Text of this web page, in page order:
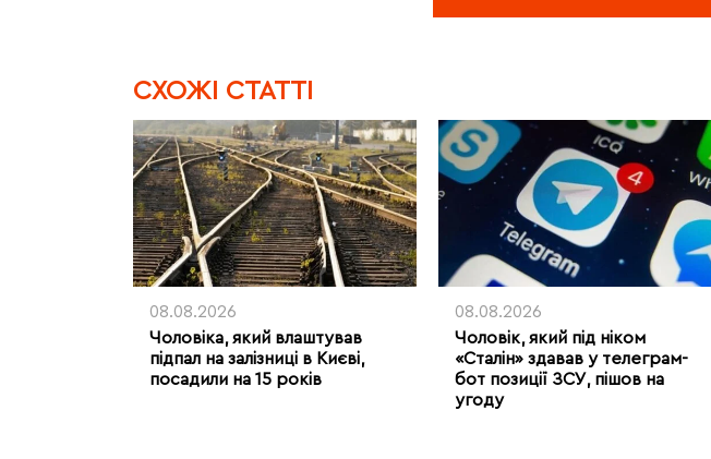
CХОЖІ СТАТТІ
08.08.2026
Чоловіка, який влаштував
підпал на залізниці в Києві,
посадили на 15 років
08.08.2026
Чоловік, який під ніком
«Сталін» здавав у телеграм-
бот позиції ЗСУ, пішов на
угоду